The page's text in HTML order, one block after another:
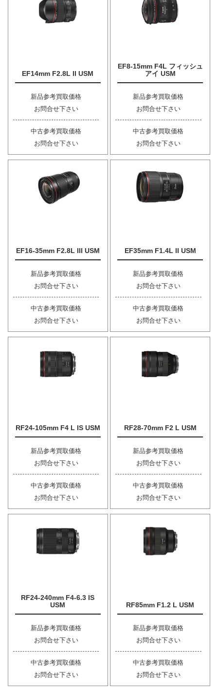
EF14mm F2.8L II USM
新品参考買取価格
お問合せ下さい
中古参考買取価格
お問合せ下さい
EF8-15mm F4L フィッシュ
アイ USM
新品参考買取価格
お問合せ下さい
中古参考買取価格
お問合せ下さい
EF16-35mm F2.8L III USM
新品参考買取価格
お問合せ下さい
中古参考買取価格
お問合せ下さい
EF35mm F1.4L II USM
新品参考買取価格
お問合せ下さい
中古参考買取価格
お問合せ下さい
RF24-105mm F4 L IS USM
新品参考買取価格
お問合せ下さい
中古参考買取価格
お問合せ下さい
RF28-70mm F2 L USM
新品参考買取価格
お問合せ下さい
中古参考買取価格
お問合せ下さい
RF24-240mm F4-6.3 IS
USM
新品参考買取価格
お問合せ下さい
中古参考買取価格
お問合せ下さい
RF85mm F1.2 L USM
新品参考買取価格
お問合せ下さい
中古参考買取価格
お問合せ下さい